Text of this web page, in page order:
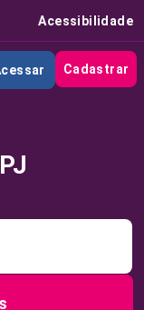
Acessibilidade
Cadastrar